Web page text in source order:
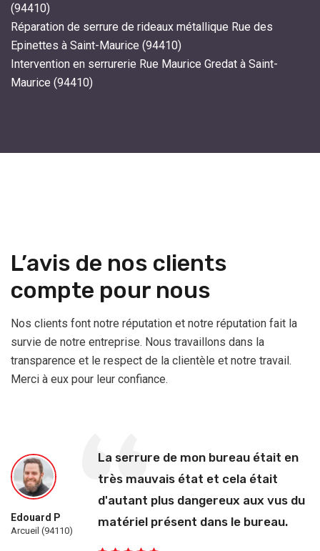
(94410)
Réparation de serrure de rideaux métallique Rue des
Epinettes à Saint-Maurice (94410)
Intervention en serrurerie Rue Maurice Gredat à Saint-
Maurice (94410)
L’avis de nos clients
compte pour nous
Nos clients font notre réputation et notre réputation fait la
survie de notre entreprise. Nous travaillons dans la
transparence et le respect de la clientèle et notre travail.
Merci à eux pour leur confiance.
Edouard P
Arcueil (94110)
La serrure de mon bureau était en
très mauvais état et cela était
d'autant plus dangereux aux vus du
matériel présent dans le bureau.